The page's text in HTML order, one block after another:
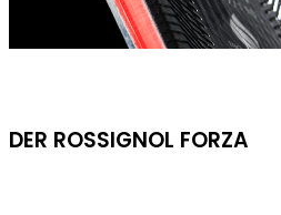
DER ROSSIGNOL FORZA